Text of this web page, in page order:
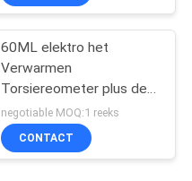
60ML elektro het
Verwarmen
Torsiereometer plus de
Waaier 0-300Nm van de
Mixertorsie
negotiable MOQ:1 reeks
CONTACT